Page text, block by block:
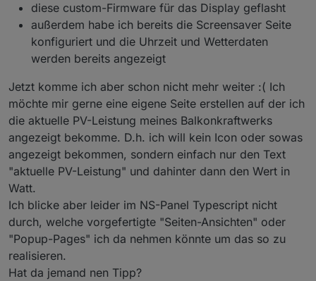
diese custom-Firmware für das Display geflasht
außerdem habe ich bereits die Screensaver Seite
konfiguriert und die Uhrzeit und Wetterdaten
werden bereits angezeigt
Jetzt komme ich aber schon nicht mehr weiter :( Ich
möchte mir gerne eine eigene Seite erstellen auf der ich
die aktuelle PV-Leistung meines Balkonkraftwerks
angezeigt bekomme. D.h. ich will kein Icon oder sowas
angezeigt bekommen, sondern einfach nur den Text
"aktuelle PV-Leistung" und dahinter dann den Wert in
Watt.
Ich blicke aber leider im NS-Panel Typescript nicht
durch, welche vorgefertigte "Seiten-Ansichten" oder
"Popup-Pages" ich da nehmen könnte um das so zu
realisieren.
Hat da jemand nen Tipp?